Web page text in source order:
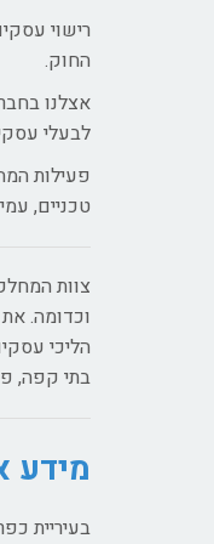
רישוי
החוק.
אצלנו
לבעלי
פעילות
טכניים,
צוות
וכדומה.
הליכי
בתי קפה,
מידע
בעיריית